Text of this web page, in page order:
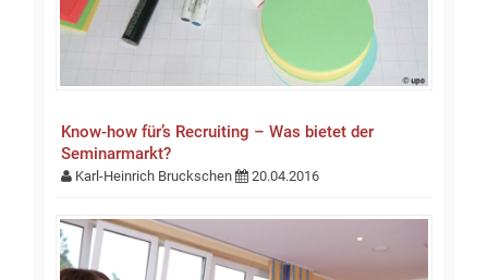
Know-how für’s Recruiting – Was bietet der
Seminarmarkt?
Karl-Heinrich Bruckschen 20.04.2016